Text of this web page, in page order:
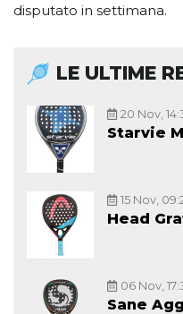
disputato in settimana.
LE ULTIME
20 Nov,
Starvie
15 Nov,
Head
06 Nov,
Sane